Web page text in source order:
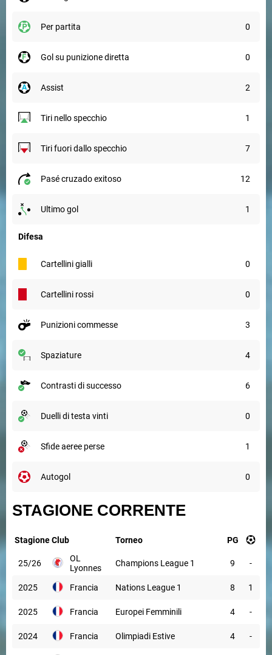
per partita 0
gol su punizione diretta 0
assist 2
tiri nello specchio 1
tiri fuori dallo specchio 7
pasé cruzado exitoso 12
ultimo gol 1
Difesa
cartellini gialli 0
cartellini rossi 0
punizioni commesse 3
spaziature 4
contrasti di successo 6
duelli di testa vinti 0
sfide aeree perse 1
autogol 0
STAGIONE CORRENTE
Stagione Club Torneo PG
25/26
OL
Lyonnes
Champions League 1 9 -
2025 Francia Nations League 1 8 1
2025 Francia Europei Femminili 4 -
2024 Francia Olimpiadi Estive 4 -